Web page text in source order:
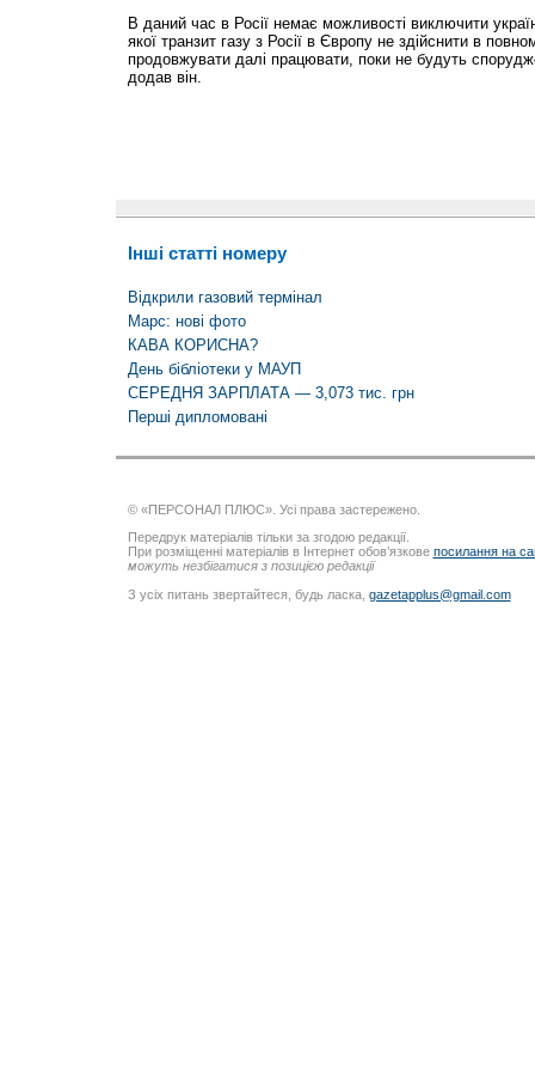
В даний час в Росії немає можливості виключити
якої транзит газу з Росії в Європу не здійснити в
продовжувати далі працювати, поки не будуть
додав він.
Інші статті номеру
Відкрили газовий термінал
Марс: нові фото
КАВА КОРИСНА?
День бібліотеки у МАУП
СЕРЕДНЯ ЗАРПЛАТА — 3,073 тис. грн
Перші дипломовані
© «ПЕРСОНАЛ ПЛЮС». Усі права застережено.
Передрук матеріалів тільки за згодою редакції.
При розміщенні матеріалів в Інтернет обов’язкове посилання на
можуть незбігатися з позицією редакції
З усіх питань звертайтеся, будь ласка, gazetapplus@gmail.com